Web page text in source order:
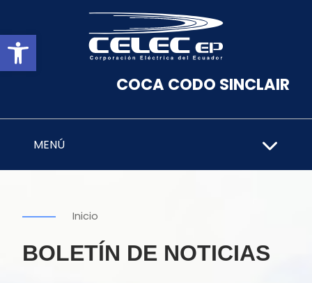
Abrir barra de herramientas
COCA CODO SINCLAIR
MENÚ
Inicio
BOLETÍN DE NOTICIAS